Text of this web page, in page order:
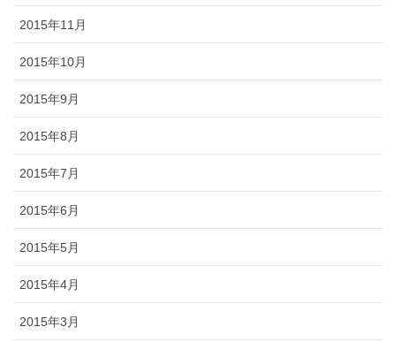
2015年11月
2015年10月
2015年9月
2015年8月
2015年7月
2015年6月
2015年5月
2015年4月
2015年3月